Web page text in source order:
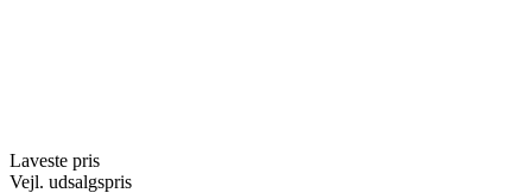
Laveste pris
Vejl. udsalgspris